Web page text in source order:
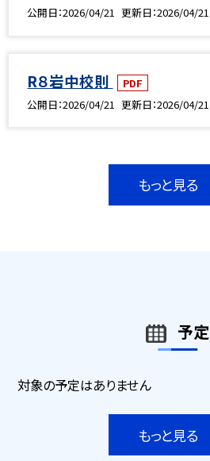
公開日 2026/04/21 更新日 2026/04/21
R８岩中校則
PDF
公開日 2026/04/21 更新日 2026/04/21
もっと見る
予定
対象の予定はありません
もっと見る